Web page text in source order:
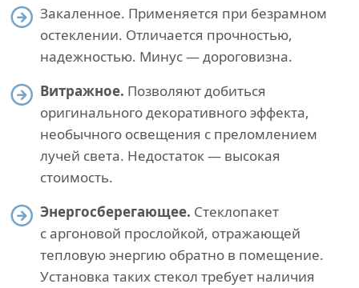
Закаленное. Применяется при безрамном
остеклении. Отличается прочностью,
надежностью. Минус — дороговизна.
Витражное. Позволяют добиться
оригинального декоративного эффекта,
необычного освещения с преломлением
лучей света. Недостаток — высокая
стоимость.
Энергосберегающее. Стеклопакет
с аргоновой прослойкой, отражающей
тепловую энергию обратно в помещение.
Установка таких стекол требует наличия